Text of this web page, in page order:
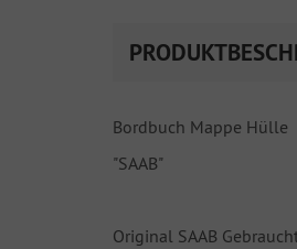
Bordbuch Mappe Hülle
"SAAB"
Original SAAB